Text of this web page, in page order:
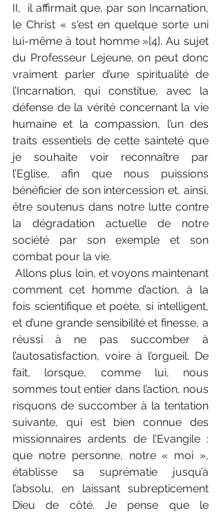
II,  il affirmait que, par son Incarnation,
le Christ « s'est en quelque sorte uni
lui-même à tout homme »[4]. Au sujet
du Professeur Lejeune, on peut donc
vraiment parler d’une spiritualité de
l’Incarnation, qui constitue, avec la
défense de la vérité concernant la vie
humaine et la compassion, l’un des
traits essentiels de cette sainteté que
je souhaite voir reconnaître par
l’Eglise, afin que nous puissions
bénéficier de son intercession et, ainsi,
être soutenus dans notre lutte contre
la dégradation actuelle de notre
société par son exemple et son
combat pour la vie.
Allons plus loin, et voyons maintenant
comment cet homme d’action, à la
fois scientifique et poète, si intelligent,
et d’une grande sensibilité et finesse, a
réussi à ne pas succomber à
l’autosatisfaction, voire à l’orgueil. De
fait, lorsque, comme lui, nous
sommes tout entier dans l’action, nous
risquons de succomber à la tentation
suivante, qui est bien connue des
missionnaires ardents de l’Evangile :
que notre personne, notre « moi »,
établisse sa suprématie jusqu’à
l’absolu, en laissant subrepticement
Dieu de côté. Je pense que le